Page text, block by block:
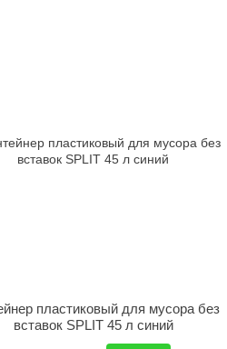
пластиковый для мусора без
вставок SPLIT 45 л синий